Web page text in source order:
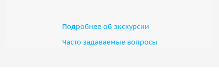
Подробнее об экскурсии
Часто задаваемые вопросы